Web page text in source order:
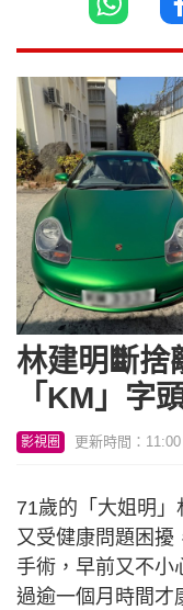
林建明斷捨
「KM」字
影視圈 更新時間：
71歲的「大姐明
又受健康問題困擾
手術，早前又不小
過逾一個月時間才